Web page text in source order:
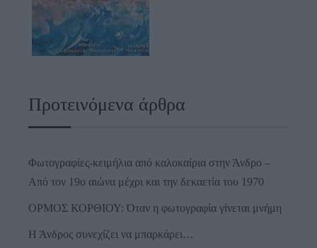
Προτεινόμενα άρθρα
Φωτογραφίες-κειμήλια από καλοκαίρια στην Άνδρο –
Από τον 19ο αιώνα μέχρι και την δεκαετία του 1970
ΟΡΜΟΣ ΚΟΡΘΙΟΥ: Όταν η φωτογραφία γίνεται μνήμη
Η Άνδρος συνεχίζει να μπαρκάρει…